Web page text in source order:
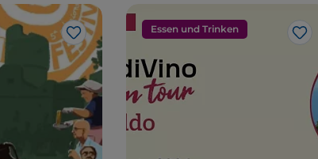
Like
Essen und Trinken
Like